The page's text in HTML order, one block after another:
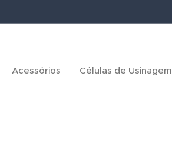
Acessórios Células de Usinagem